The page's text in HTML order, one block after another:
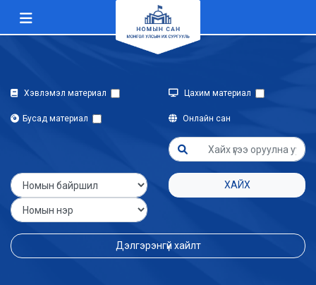
Хэвлэмэл материал Цахим материал
Бусад материал Онлайн сан
ХАЙХ
Дэлгэрэнгүй хайлт